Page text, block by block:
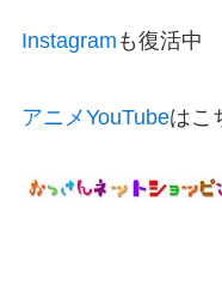
Instagram も復活中
アニメYouTubeはこ